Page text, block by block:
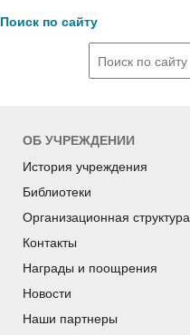
Поиск по сайту
ОБ УЧРЕЖДЕНИИ
История учреждения
Библиотеки
Организационная структура
Контакты
Награды и поощрения
Новости
Наши партнеры